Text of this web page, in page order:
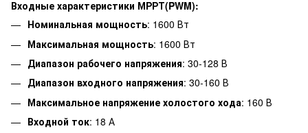
Входные характеристики МРРТ(PWM):
Номинальная мощность: 1600 Вт
Максимальная мощность: 1600 Вт
Диапазон рабочего напряжения: 30-128 В
Диапазон входного напряжения: 30-160 В
Максимальное напряжение холостого хода: 160 В
Входной ток: 18 А